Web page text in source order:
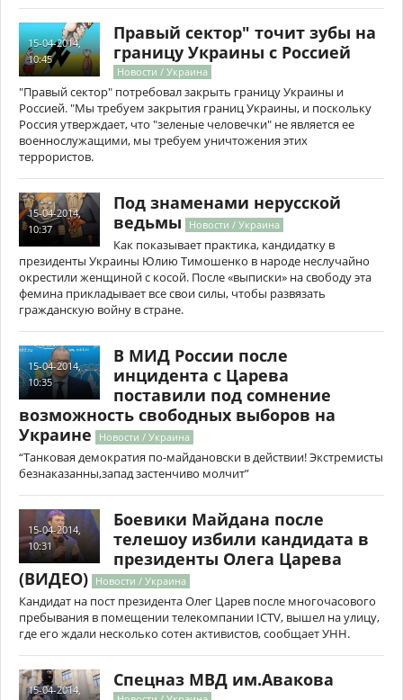
15-04-2014,
10:45
Правый сектор" точит зубы на
границу Украины с Россией
Новости / Украина
"Правый сектор" потребовал закрыть границу Украины и
Россией. "Мы требуем закрытия границ Украины, и поскольку
Россия утверждает, что "зеленые человечки" не является ее
военнослужащими, мы требуем уничтожения этих
террористов.
15-04-2014,
10:37
Под знаменами нерусской
ведьмы
Новости / Украина
Как показывает практика, кандидатку в
президенты Украины Юлию Тимошенко в народе неслучайно
окрестили женщиной с косой. После «выписки» на свободу эта
фемина прикладывает все свои силы, чтобы развязать
гражданскую войну в стране.
15-04-2014,
10:35
В МИД России после
инцидента с Царева
поставили под сомнение
возможность свободных выборов на
Украине
Новости / Украина
“Танковая демократия по-майдановски в действии! Экстремисты
безнаказанны,запад застенчиво молчит”
15-04-2014,
10:31
Боевики Майдана после
телешоу избили кандидата в
президенты Олега Царева
(ВИДЕО) Новости / Украина
Кандидат на пост президента Олег Царев после многочасового
пребывания в помещении телекомпании ICTV, вышел на улицу,
где его ждали несколько сотен активистов, сообщает УНН.
15-04-2014,
Спецназ МВД им.Авакова